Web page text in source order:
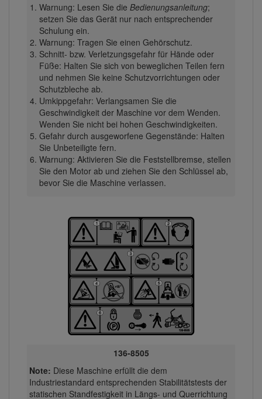
Warnung: Lesen Sie die Bedienungsanleitung;
setzen Sie das Gerät nur nach entsprechender
Schulung ein.
Warnung: Tragen Sie einen Gehörschutz.
Schnitt- bzw. Verletzungsgefahr für Hände oder
Füße: Halten Sie sich von beweglichen Teilen fern
und nehmen Sie keine Schutzvorrichtungen oder
Schutzbleche ab.
Umkippgefahr: Verlangsamen Sie die
Geschwindigkeit der Maschine vor dem Wenden.
Wenden Sie nicht bei hohen Geschwindigkeiten.
Gefahr durch ausgeworfene Gegenstände: Halten
Sie Unbeteiligte fern.
Warnung: Aktivieren Sie die Feststellbremse, stellen
Sie den Motor ab und ziehen Sie den Schlüssel ab,
bevor Sie die Maschine verlassen.
136-8505
Note: Diese Maschine erfüllt die dem
Industriestandard entsprechenden Stabilitätstests der
statischen Standfestigkeit in Längs- und Querrichtung